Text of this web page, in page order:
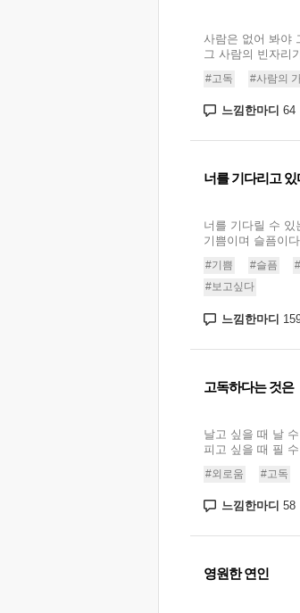
사람은 없어 봐야
그 사람의 빈자리
#고독 #사람의
느낌한마디 64
너를 기다리고 있
너를 기다릴 수 있
기쁨이며 슬픔이
#기쁨 #슬픔
#보고싶다
느낌한마디
고독하다는 것은
날고 싶을 때 날
피고 싶을 때 필
#외로움 #고독
느낌한마디 58
영원한 연인